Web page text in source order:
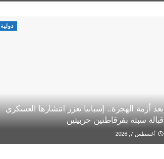
دولية
بعد أزمة الهجرة.. إسبانيا تعزز انتشارها العسكري
قبالة سبتة بفرقاطتين حربيتين
أغسطس 7, 2026